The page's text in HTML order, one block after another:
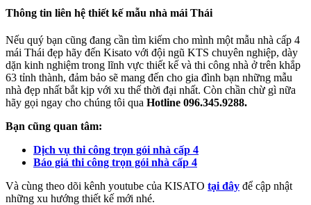
Thông tin liên hệ thiết kế mẫu nhà mái Thái
Nếu quý bạn cũng đang cần tìm kiếm cho mình một mẫu nhà cấp 4
mái Thái đẹp hãy đến Kisato với đội ngũ KTS chuyên nghiệp, dày
dặn kinh nghiệm trong lĩnh vực thiết kế và thi công nhà ở trên khắp
63 tỉnh thành, đảm bảo sẽ mang đến cho gia đình bạn những mẫu
nhà đẹp nhất bắt kịp với xu thế thời đại nhất. Còn chần chừ gì nữa
hãy gọi ngay cho chúng tôi qua Hotline 096.345.9288.
Bạn cũng quan tâm:
Dịch vụ thi công trọn gói nhà cấp 4
Báo giá thi công trọn gói nhà cấp 4
Và cùng theo dõi kênh youtube của KISATO tại đây để cập nhật
những xu hướng thiết kế mới nhé.